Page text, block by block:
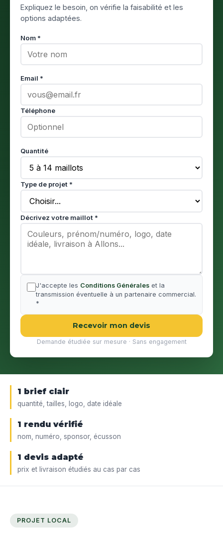
Expliquez le besoin, on vérifie la faisabilité et les
options adaptées.
Nom *
Email *
Téléphone
Quantité
Type de projet *
Décrivez votre maillot *
J'accepte les Conditions Générales et la
transmission éventuelle à un partenaire commercial.
*
Recevoir mon devis
Demande étudiée sur mesure · Sans engagement
1 brief clair
quantité, tailles, logo, date idéale
1 rendu vérifié
nom, numéro, sponsor, écusson
1 devis adapté
prix et livraison étudiés au cas par cas
PROJET LOCAL